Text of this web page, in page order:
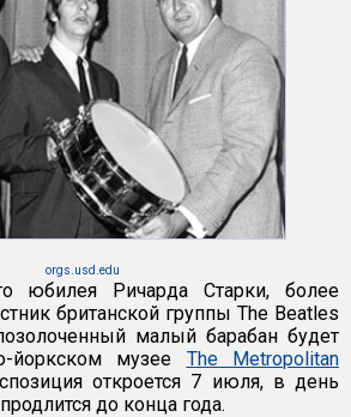
orgs.usd.edu
юбилея Ричарда Старки, более
британской группы The Beatles
малый барабан будет
йоркском музее The Metropolitan
откроется 7 июля, в день
до конца года.